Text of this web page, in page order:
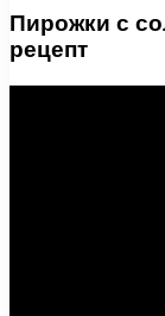
Пирожки с
рецепт